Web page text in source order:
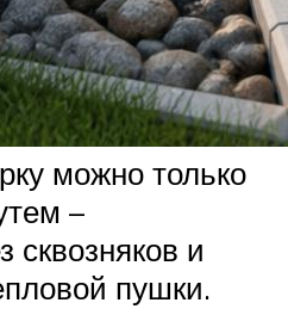
можно только
–
сквозняков и
пушки.